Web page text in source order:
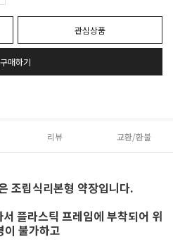
관심상품
구매하기
리뷰 교환/환불
조립식리본형 약장입니다.
플라스틱 프레임에 부착되어 위
이 불가하고